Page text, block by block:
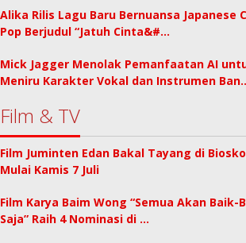
Alika Rilis Lagu Baru Bernuansa Japanese
Pop Berjudul “Jatuh Cinta&#…
Mick Jagger Menolak Pemanfaatan AI
Meniru Karakter Vokal dan Instrumen
Film & TV
Film Juminten Edan Bakal Tayang di
Mulai Kamis 7 Juli
Film Karya Baim Wong “Semua Akan Baik-
Saja” Raih 4 Nominasi di …